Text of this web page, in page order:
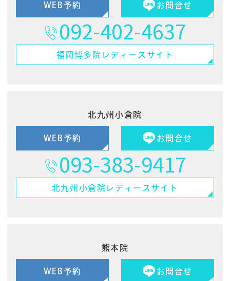
WEB予約 お問合せ
092-402-4637
福岡博多院 レディースサイト
北九州小倉院
WEB予約 お問合せ
093-383-9417
北九州小倉院 レディースサイト
熊本院
WEB予約 お問合せ